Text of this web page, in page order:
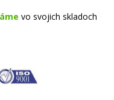
vo svojich skladoch